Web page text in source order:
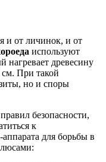
и от личинок, и от
используют
нагревает древесину
см. При такой
но и споры
безопасности,
к
для борьбы в